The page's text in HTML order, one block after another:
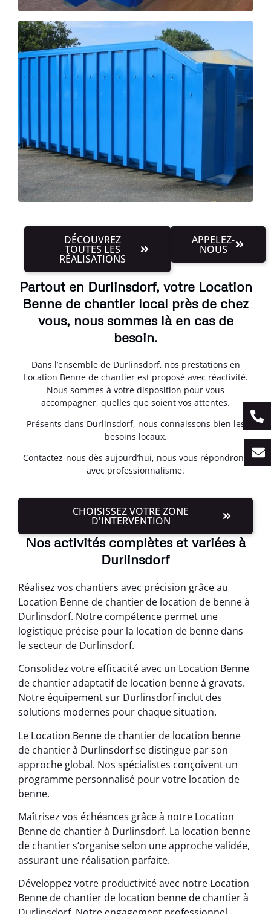
DÉCOUVREZ
TOUTES LES
RÉALISATIONS
APPELEZ-
NOUS
Partout en Durlinsdorf, votre Location
Benne de chantier local près de chez
vous, nous sommes là en cas de
besoin.
Dans l’ensemble de Durlinsdorf, nos prestations en
Location Benne de chantier est proposé avec réactivité.
Nous sommes à votre disposition pour vous
accompagner, quelles que soient vos attentes.
Présents dans Durlinsdorf, nous connaissons bien les
besoins locaux.
Contactez-nous dès aujourd’hui, nous vous répondrons
avec professionnalisme.
CHOISISSEZ VOTRE ZONE
D'INTERVENTION
Nos activités complètes et variées à
Durlinsdorf
Réalisez vos chantiers avec précision grâce au
Location Benne de chantier de location de benne à
Durlinsdorf. Notre compétence permet une
logistique précise pour la location de benne dans
le secteur de Durlinsdorf.
Consolidez votre efficacité avec un Location Benne
de chantier adaptatif de location benne à gravats.
Notre équipement sur Durlinsdorf inclut des
solutions modernes pour chaque situation.
Le Location Benne de chantier de location benne
de chantier à Durlinsdorf se distingue par son
approche global. Nos spécialistes conçoivent un
programme personnalisé pour votre location de
benne.
Maîtrisez vos échéances grâce à notre Location
Benne de chantier à Durlinsdorf. La location benne
de chantier s’organise selon une approche validée,
assurant une réalisation parfaite.
Développez votre productivité avec notre Location
Benne de chantier de location benne de chantier à